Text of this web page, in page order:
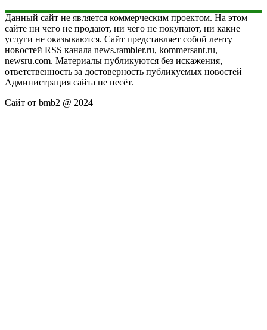
Данный сайт не является коммерческим проектом. На этом
сайте ни чего не продают, ни чего не покупают, ни какие
услуги не оказываются. Сайт представляет собой ленту
новостей RSS канала news.rambler.ru, kommersant.ru,
newsru.com. Материалы публикуются без искажения,
ответственность за достоверность публикуемых новостей
Администрация сайта не несёт.
Сайт от bmb2 @ 2024